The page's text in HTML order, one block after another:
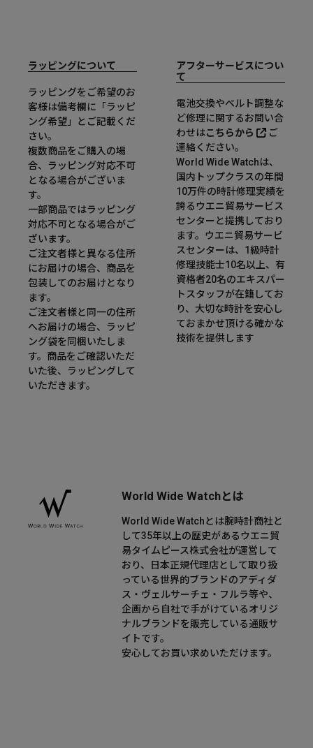
ラッピングについて
ラッピングをご希望のお
客様は備考欄に「ラッピ
ング希望」とご記載くだ
さい。
複数商品をご購入の場
合、ラッピング対応不可
となる場合がございま
す。
一部商品ではラッピング
対応不可となる場合がご
ざいます。
ご注文者様と異なる住所
にお届けの場合、商品を
包装してのお届けとなり
ます。
ご注文者様と同一の住所
へお届けの場合、ラッピ
ング袋を同梱いたしま
す。商品をご確認いただ
いた後、ラッピングして
いただきます。
アフターサービスについ
て
電池交換やベルト調整な
ど修理に関するお問い合
わせはこちらから
ご
連絡ください。
World Wide Watchは、
国内トップクラスの年間
10万件の時計修理実績を
誇るウエニ貿易サービス
センターと提携しており
ます。ウエニ貿易サービ
スセンターは、1級時計
修理技能士10名以上、有
資格者20名のエキスパー
トスタッフが在籍してお
り、大切な時計を安心し
ておまかせ頂ける確かな
技術を提供します
World Wide Watchとは
World Wide Watchとは腕時計商社と
して35年以上の歴史があるウエニ貿
易タイムピース株式会社が運営して
おり、日本正規代理店として取り扱
っている世界的ブランドのアディダ
ス・ヴェルサーチェ・フルラ等や、
企画から自社で手がけているオリジ
ナルブランドを販売している通販サ
イトです。
安心してお買い求めいただけます。